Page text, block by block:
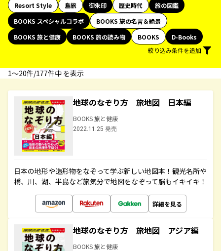
Resort Style
島旅 御朱印 歴史時代
旅の図鑑
BOOKS スペシャルコラボ
BOOKS 旅の名言＆絶景
BOOKS 旅と健康
BOOKS 旅の読み物 BOOKS
D-Books
絞り込み条件を追加
1〜20件/177件中 を表示
地球のなぞり方 旅地図 日本編
BOOKS 旅と健康
2022.11.25 発売
日本の地形や造形物をなぞって学ぶ新しい地図本！観光名所や
橋、川、湖、半島など旅気分で地図をなぞって脳もイキイキ！
詳細を見る
地球のなぞり方 旅地図 アジア編
BOOKS 旅と健康